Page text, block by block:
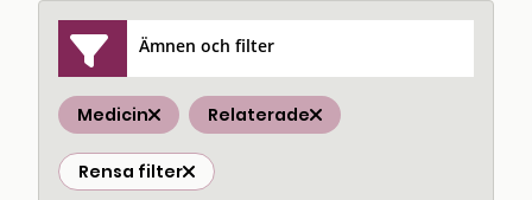
Ämnen och filter
Medicin Relaterade
Rensa filter